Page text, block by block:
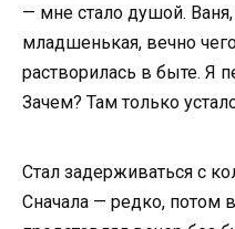
— мне стало душой.
младшенькая, вечно
растворилась в быте. Я
Зачем? Там только
Стал задерживаться с
Сначала — редко, потом